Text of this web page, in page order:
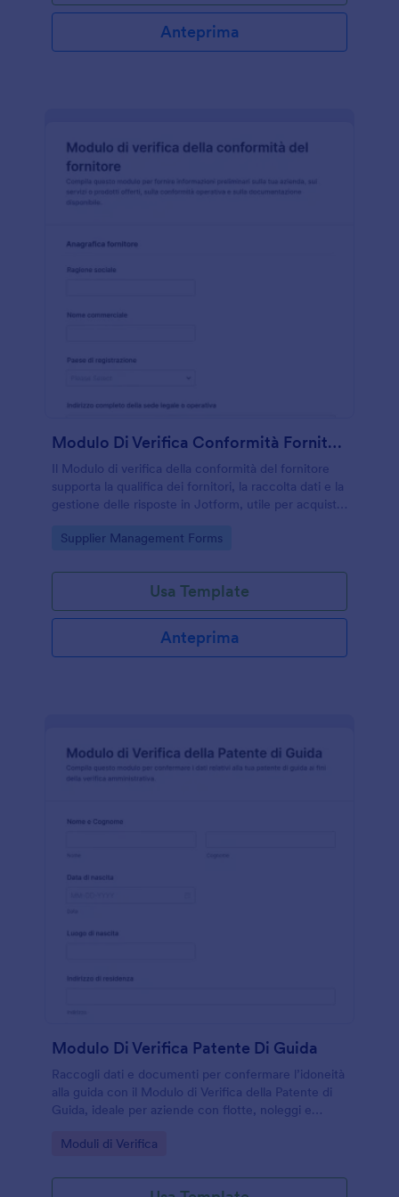
Anteprima
Modulo Di Verifica Conformità Fornitori
Il Modulo di verifica della conformità del fornitore
supporta la qualifica dei fornitori, la raccolta dati e la
gestione delle risposte in Jotform, utile per acquisti,
Go to Category:
Supplier Management Forms
Usa Template
Anteprima
Modulo Di Verifica Patente Di Guida
Raccogli dati e documenti per confermare l’idoneità
alla guida con il Modulo di Verifica della Patente di
Guida, ideale per aziende con flotte, noleggi e
raccolta dati online.
Go to Category:
Moduli di Verifica